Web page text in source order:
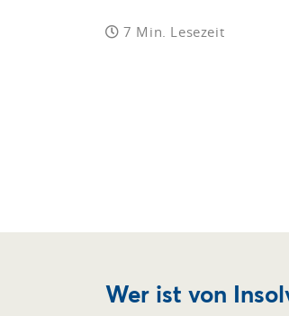
7 Min. Lesezeit
Wer ist von